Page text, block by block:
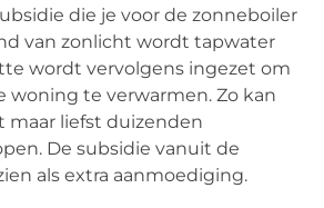
die je voor de zonneboiler
van zonlicht wordt tapwater
wordt vervolgens ingezet om
woning te verwarmen. Zo kan
liefst duizenden
De subsidie vanuit de
als extra aanmoediging.